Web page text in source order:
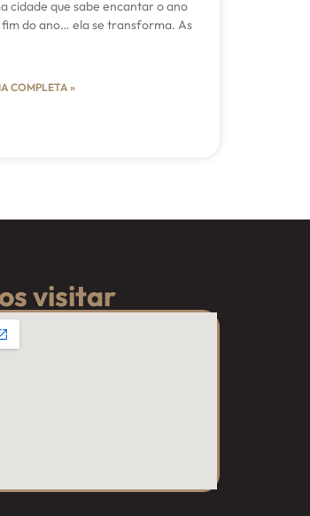
cidade que sabe encantar o ano
do ano… ela se transforma. As
COMPLETA »
visitar